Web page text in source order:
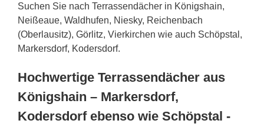
Suchen Sie nach Terrassendächer in Königshain,
Neißeaue, Waldhufen, Niesky, Reichenbach
(Oberlausitz), Görlitz, Vierkirchen wie auch Schöpstal,
Markersdorf, Kodersdorf.
Hochwertige Terrassendächer aus
Königshain – Markersdorf,
Kodersdorf ebenso wie Schöpstal -